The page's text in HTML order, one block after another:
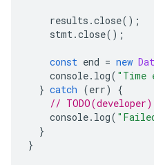
results .close();
stmt.close();
const end = new
console. log( "Time
} catch (err)
{
//
console. log(
}
}